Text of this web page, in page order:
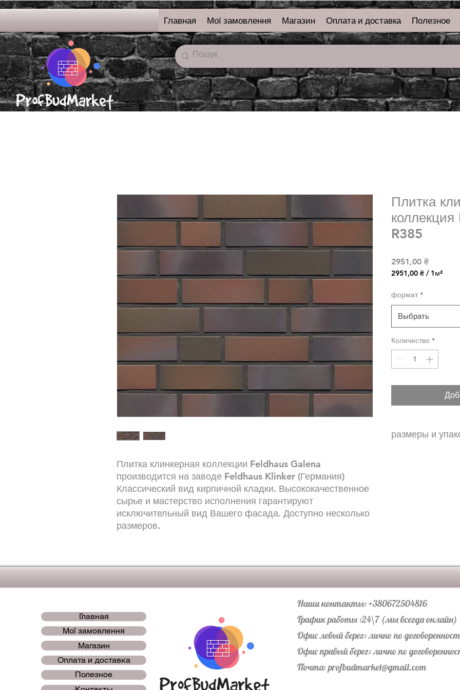
онлайн-магазин
строительных
материалов
Главная Мої замовлення Магазин Оплата и доставка Полезное
Плитка клинкерная коллекции Feldhaus Galena
производится на заводе Feldhaus Klinker (Германия)
Классический вид кирпичной кладки. Высококачественное
сырье и мастерство исполнения гарантируют
исключительный вид Вашего фасада. Доступно несколько
размеров.
Плитка
R385
2951,00 ₴Цена
2951,00 ₴ / 1м²
за
Квадратный
метр
формат *
Выбрать
Количество *
размеры и
Главная
Мої замовлення
Магазин
Оплата и доставка
Полезное
Наши контакты: +380672504816
График работы :24\7 (мы всегда онлайн)
Офис левый берег: лично по
Офис правый берег: лично по
Почта:profbudmarket@gmail.com